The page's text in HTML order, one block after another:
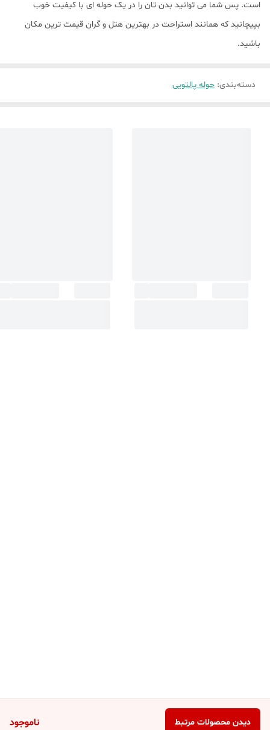
ناموجود دیدن محصولات مرتبط
است. پس شما می توانید بدن تان را در یک حوله ای با کیفیت خوب
بپیچانید که همانند استراحت در بهترین هتل و گران قیمت ترین مکان
باشید.
دسته‌بندی: حوله پالتویی